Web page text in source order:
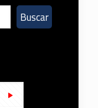
Buscar